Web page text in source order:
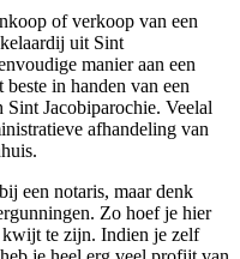
of verkoop van een
uit Sint
manier aan een
in handen van een
Jacobiparochie. Veelal
afhandeling van
een notaris, maar denk
Zo hoef je hier
kwijt te zijn. Indien je zelf